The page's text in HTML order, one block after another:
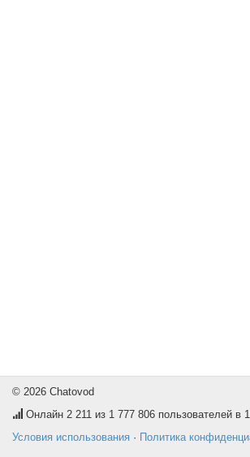
© 2026 Chatovod
Онлайн 2 211 из 1 777 806 пользователей в
Условия использования · Политика